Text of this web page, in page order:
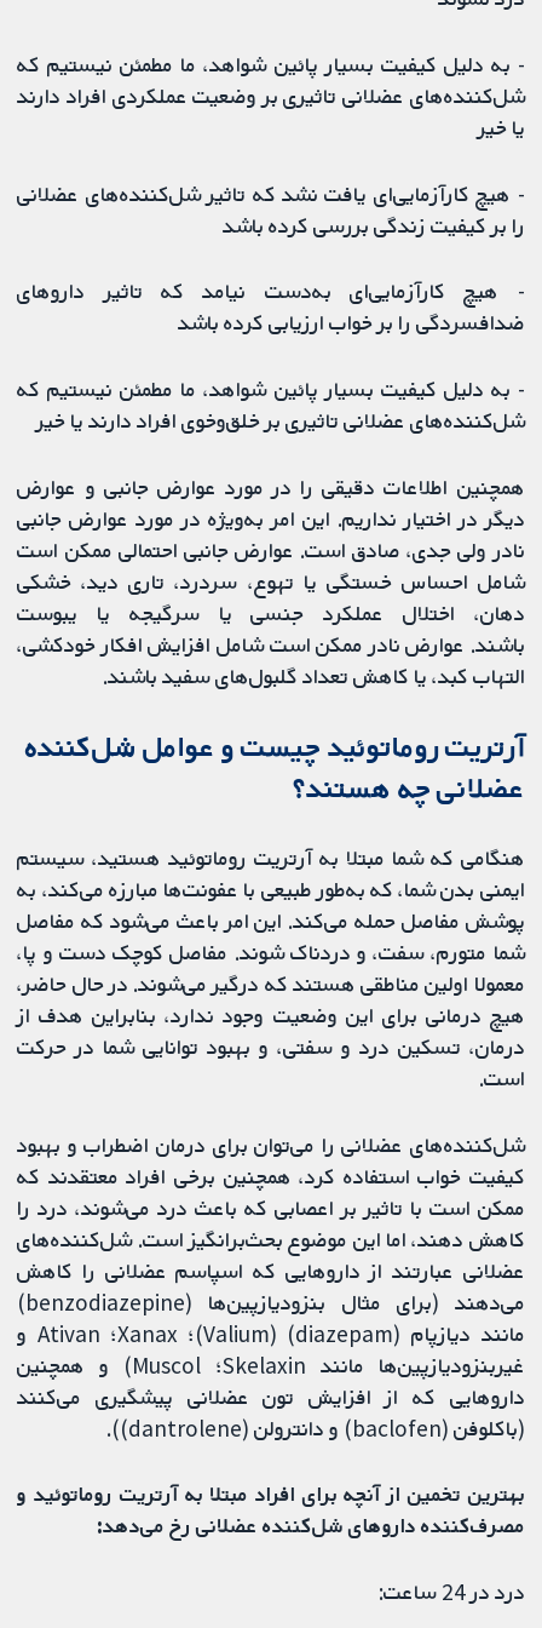
- به دلیل کیفیت بسیار پائین شواهد، ما مطمئن نیستیم که
شل‌کننده‌های عضلانی تاثیری بر وضعیت عملکردی افراد دارند
یا خیر
- هیچ کارآزمایی‌ای یافت نشد که تاثیر شل‌کننده‌های عضلانی
را بر کیفیت زندگی بررسی کرده باشد
- هیچ کارآزمایی‌ای به‌دست نیامد که تاثیر داروهای
ضدافسردگی را بر خواب ارزیابی کرده باشد
- به دلیل کیفیت بسیار پائین شواهد، ما مطمئن نیستیم که
شل‌کننده‌های عضلانی تاثیری بر خلق‌وخوی افراد دارند یا خیر
همچنین اطلاعات دقیقی را در مورد عوارض جانبی و عوارض
دیگر در اختیار نداریم. این امر به‌‌ویژه در مورد عوارض جانبی
نادر ولی جدی، صادق است. عوارض جانبی احتمالی ممکن است
شامل احساس خستگی یا تهوع، سردرد، تاری دید، خشکی
دهان، اختلال عملکرد جنسی یا سرگیجه یا یبوست
باشند. عوارض نادر ممکن است شامل افزایش افکار خودکشی،
التهاب کبد، یا کاهش تعداد گلبول‌های سفید باشند.
آرتریت روماتوئید چیست و عوامل شل‌کننده
عضلانی چه هستند؟
هنگامی که شما مبتلا به آرتریت روماتوئید هستید، سیستم
ایمنی بدن شما، که به‌طور طبیعی با عفونت‌ها مبارزه می‌کند، به
پوشش مفاصل حمله می‌کند. این امر باعث می‌شود که مفاصل
شما متورم، سفت، و دردناک شوند. مفاصل کوچک دست و پا،
معمولا اولین مناطقی هستند که درگیر می‌شوند. در حال حاضر،
هیچ درمانی برای این وضعیت وجود ندارد، بنابراین هدف از
درمان، تسکین درد و سفتی، و بهبود توانایی شما در حرکت
است.
شل‌کننده‌های عضلانی را می‌توان برای درمان اضطراب و بهبود
کیفیت خواب استفاده کرد، همچنین برخی افراد معتقدند که
ممکن است با تاثیر بر اعصابی که باعث درد می‌شوند، درد را
کاهش دهند، اما این موضوع بحث‌برانگیز است. شل‌کننده‌های
عضلانی عبارتند از داروهایی که اسپاسم عضلانی را کاهش
می‌دهند (برای مثال بنزودیازپین‌ها (benzodiazepine)
مانند دیازپام (diazepam) (Valium)؛ Xanax؛ Ativan و
غیربنزودیازپین‌ها مانند Skelaxin؛ Muscol) و همچنین
داروهایی که از افزایش تون عضلانی پیشگیری می‌کنند
(باکلوفن (baclofen) و دانترولن (dantrolene)).
بهترین تخمین از آنچه برای افراد مبتلا به آرتریت روماتوئید و
مصرف‌کننده داروهای شل‌کننده عضلانی رخ می‌دهد:
درد در 24 ساعت: